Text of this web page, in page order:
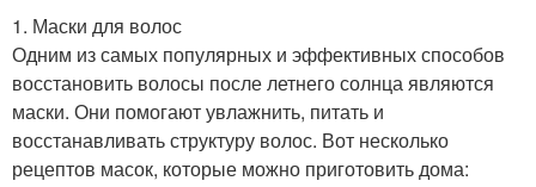
1. Маски для волос
Одним из самых популярных и эффективных способов
восстановить волосы после летнего солнца являются
маски. Они помогают увлажнить, питать и
восстанавливать структуру волос. Вот несколько
рецептов масок, которые можно приготовить дома: